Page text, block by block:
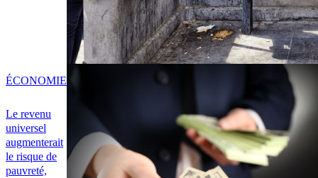
Le revenu
universel
augmenterait
le risque de
pauvreté,
ÉCONOMIE